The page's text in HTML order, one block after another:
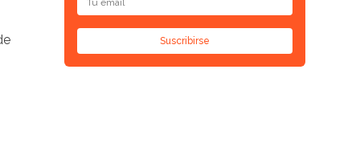
Suscribirse